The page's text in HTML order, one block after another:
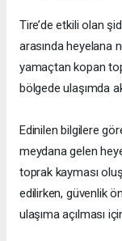
Tire’de etkili olan
arasında heyelana
yamaçtan kopan
bölgede ulaşımda
Edinilen bilgilere
meydana gelen
toprak kayması
edilirken, güvenlik
ulaşıma açılması